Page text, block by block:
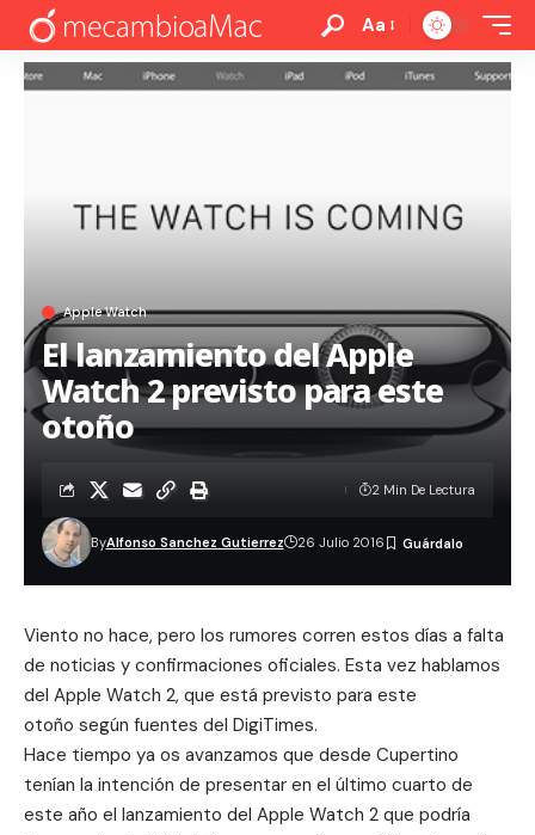
Aa
Apple Watch
El lanzamiento del Apple
Watch 2 previsto para este
otoño
ByAlfonso Sanchez Gutierrez 26 Julio 2016
2 Min De Lectura
Viento no hace, pero los rumores corren estos días a falta
de noticias y confirmaciones oficiales. Esta vez hablamos
del Apple Watch 2, que está previsto para este
otoño según fuentes del DigiTimes.
Hace tiempo ya os avanzamos que desde Cupertino
tenían la intención de presentar en el último cuarto de
este año el lanzamiento del Apple Watch 2 que podría